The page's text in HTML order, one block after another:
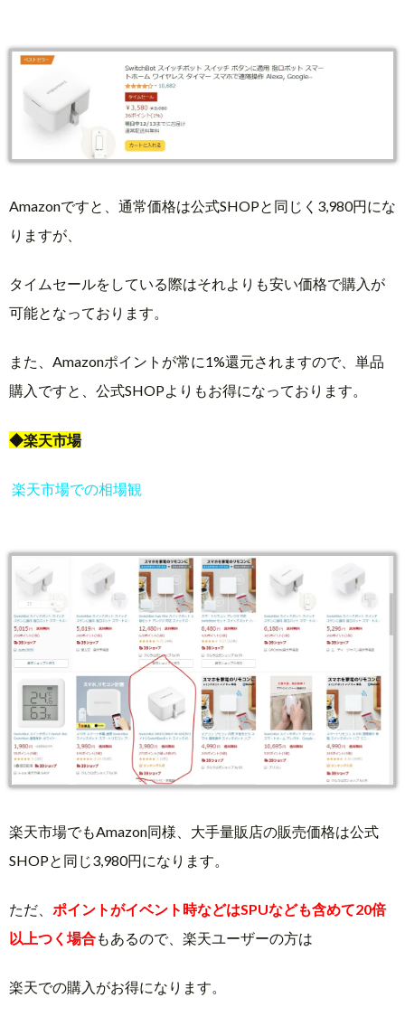
Amazonですと、通常価格は公式SHOPと同じく3,980円にな
りますが、
タイムセールをしている際はそれよりも安い価格で購入が
可能となっております。
また、Amazonポイントが常に1%還元されますので、単品
購入ですと、公式SHOPよりもお得になっております。
◆楽天市場
楽天市場での相場観
楽天市場でもAmazon同様、大手量販店の販売価格は公式
SHOPと同じ3,980円になります。
ただ、 ポイントがイベント時などはSPUなども含めて20倍
以上つく場合もあるので、楽天ユーザーの方は
楽天での購入がお得になります。